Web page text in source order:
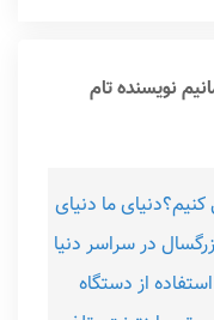
نویسنده تام
ما دنیای
در سراسر دنیا
از دستگاه